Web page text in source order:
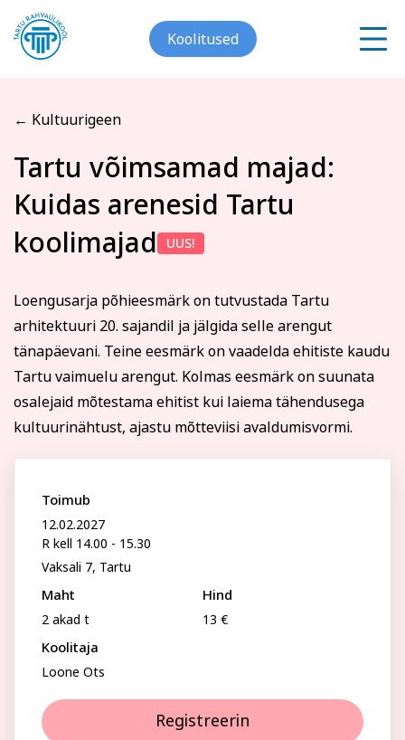
Koolitused
Arvuti ja töö
Kunst
Psühholoogia ja
eneseareng
Tekstiil ja käsitöö
Meist
Galerii
Kontakt
Blogi
Projektid
Grupitellimused
ENG RUS
Facebook
← Kultuurigeen
Tartu võimsamad majad:
Kuidas arenesid Tartu
koolimajad
UUS!
Loengusarja põhieesmärk on tutvustada Tartu
arhitektuuri 20. sajandil ja jälgida selle arengut
tänapäevani. Teine eesmärk on vaadelda ehitiste kaudu
Tartu vaimuelu arengut. Kolmas eesmärk on suunata
osalejaid mõtestama ehitist kui laiema tähendusega
kultuurinähtust, ajastu mõtteviisi avaldumisvormi.
Toimub
12.02.2027
R kell 14.00 - 15.30
Vaksali 7, Tartu
Maht
2 akad t
Hind
13 €
Koolitaja
Loone Ots
Registreerin
Registreerin koolitusele
Tartu võimsamad majad:
Kuidas arenesid Tartu
koolimajad
Eesnimi
Telefon
E-posti aadress
Isikukood